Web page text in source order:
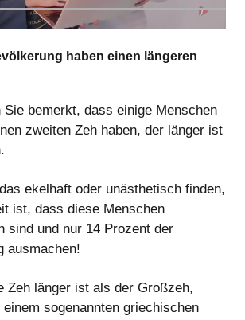
haben einen längeren
Sie bemerkt, dass einige Menschen
zweiten Zeh haben, der länger ist
ekelhaft oder unästhetisch finden,
ist, dass diese Menschen
sind und nur 14 Prozent der
ausmachen!
Zeh länger ist als der Großzeh,
sogenannten griechischen